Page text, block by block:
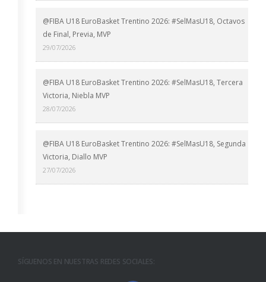
@FIBA U18 EuroBasket Trentino 2026: #SelMasU18, Octavos
de Final, Previa, MVP
29/07/2026
@FIBA U18 EuroBasket Trentino 2026: #SelMasU18, Tercera
Victoria, Niebla MVP
28/07/2026
@FIBA U18 EuroBasket Trentino 2026: #SelMasU18, Segunda
Victoria, Diallo MVP
27/07/2026
SÍGUENOS EN NUESTRAS REDES SOCIALES: